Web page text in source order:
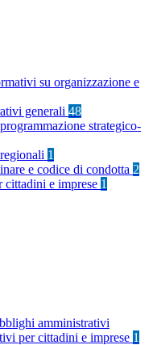
su organizzazione e
generali 48
strategico-
1
e codice di condotta 2
e imprese 1
amministrativi
per cittadini e imprese 1